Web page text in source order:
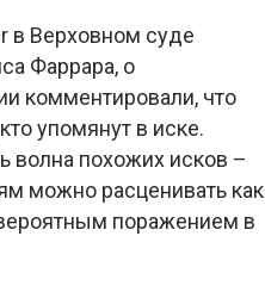
в Верховном суде
Фаррара, о
комментировали, что
упомянут в иске.
волна похожих исков –
можно расценивать как
поражением в